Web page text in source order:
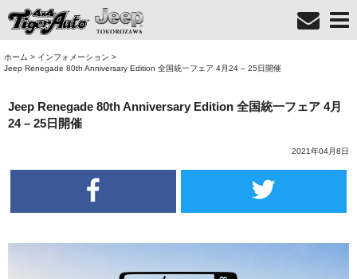
ホーム > インフォメーション >
Jeep Renegade 80th Anniversary Edition 全国統一フェア 4月24 – 25日開催
Jeep Renegade 80th Anniversary Edition 全国統一フェア 4月
24 – 25日開催
2021年04月8日